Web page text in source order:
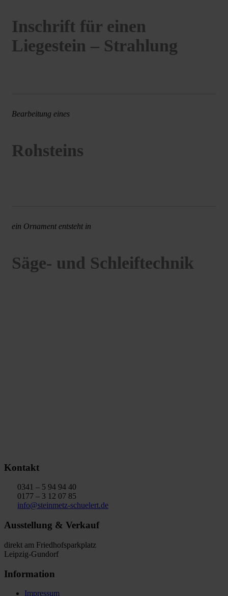
Inschrift für einen
Liegestein – Strahlung
Bearbeitung eines
Rohsteins
ein Ornament entsteht in
Säge- und Schleiftechnik
Kontakt
0341 – 5 94 94 40
0177 – 3 12 07 85
info@steinmetz-schuelert.de
Ausstellung & Verkauf
direkt am Friedhofsparkplatz
Leipzig-Gundorf
Information
Impressum